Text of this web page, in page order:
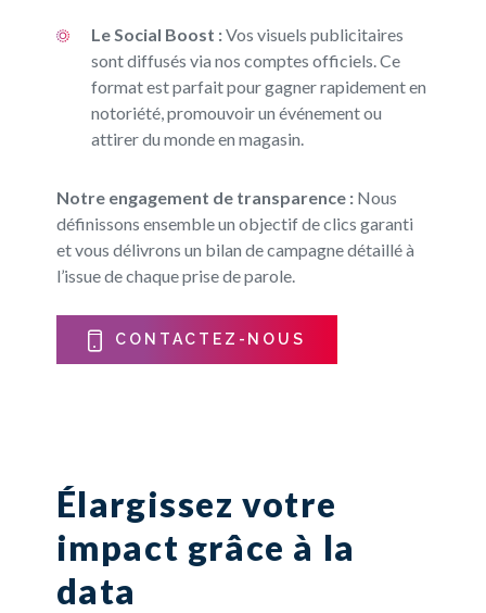
Le Social Boost :Vos visuels publicitaires
sont diffusés via nos comptes officiels. Ce
format est parfait pour gagner rapidement en
notoriété, promouvoir un événement ou
attirer du monde en magasin.
Notre engagement de transparence :Nous
définissons ensemble un objectif de clics garanti
et vous délivrons un bilan de campagne détaillé à
l’issue de chaque prise de parole.
CONTACTEZ-NOUS
Élargissez votre
impact grâce à la
data